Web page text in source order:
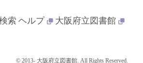
索 ヘルプ 大阪府立図書館
© 2013- 大阪府立図書館. All Rights Reserved.